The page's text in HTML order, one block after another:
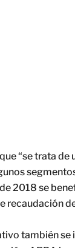
“se trata de
2018 se
recaudación
también